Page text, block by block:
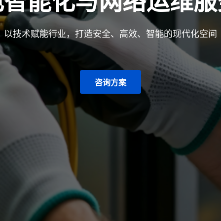
以技术赋能行业，打造安全、高效、智能的现代化空间
咨询方案